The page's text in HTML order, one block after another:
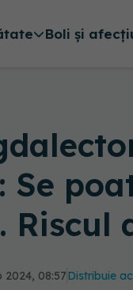
Boli și
Se
2024, 08:57Distribuie